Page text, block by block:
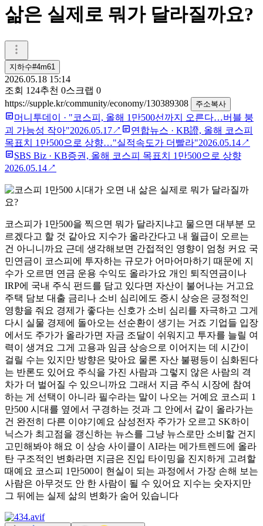
삶은 실제로 뭐가 달라질까요?
지하수#4m61
2026.05.18 15:14
조회 124추천 0스크랩 0
https://supple.kr/community/economy/130389308
주소복사
머니투데이 · "코스피, 올해 1만500선까지 오른다…버블 붕
괴 가능성 작아"2026.05.17↗ 연합뉴스 · KB證, 올해 코스피
목표치 1만500으로 상향…"실적속도가 더빨라"2026.05.14↗
SBS Biz · KB증권, 올해 코스피 목표치 1만500으로 상향
2026.05.14↗
코스피가 1만500을 찍으면 뭐가 달라지냐고 물으면 대부분 모
르겠다고 할 것 같아요 지수가 올라간다고 내 월급이 오르는
건 아니니까요 근데 생각해보면 간접적인 영향이 엄청 커요 국
민연금이 코스피에 투자하는 규모가 어마어마하기 때문에 지
수가 오르면 연금 운용 수익도 올라가요 개인 퇴직연금이나
IRP에 국내 주식 펀드를 담고 있다면 자산이 불어나는 거고요
주택 담보 대출 금리나 소비 심리에도 증시 상승은 긍정적인
영향을 줘요 경제가 좋다는 신호가 소비 심리를 자극하고 그게
다시 실물 경제에 돌아오는 선순환이 생기는 거죠 기업들 입장
에서도 주가가 올라가면 자금 조달이 쉬워지고 투자를 늘릴 여
력이 생겨요 그게 고용과 임금 상승으로 이어지는 데 시간이
걸릴 수는 있지만 방향은 맞아요 물론 자산 불평등이 심화된다
는 반론도 있어요 주식을 가진 사람과 그렇지 않은 사람의 격
차가 더 벌어질 수 있으니까요 그래서 지금 주식 시장에 참여
하는 게 선택이 아니라 필수라는 말이 나오는 거예요 코스피 1
만500 시대를 옆에서 구경하는 것과 그 안에서 같이 올라가는
건 완전히 다른 이야기예요 삼성전자 주가가 오르고 SK하이
닉스가 최고점을 갱신하는 뉴스를 그냥 뉴스로만 소비할 건지
고민해봐야 해요 이 상승 사이클이 AI라는 메가트렌드에 올라
탄 구조적인 변화라면 지금은 진입 타이밍을 진지하게 고려할
때예요 코스피 1만500이 현실이 되는 과정에서 가장 손해 보는
사람은 아무것도 안 한 사람이 될 수 있어요 지수는 숫자지만
그 뒤에는 실제 삶의 변화가 숨어 있습니다